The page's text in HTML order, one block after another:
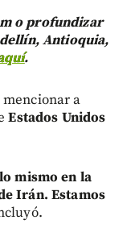
o profundizar
Antioquia,
.
a
Estados Unidos
mismo en la
Irán. Estamos